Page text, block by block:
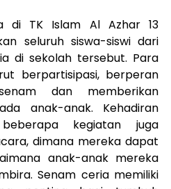
di TK Islam Al Azhar 13
seluruh siswa-siswi dari
di sekolah tersebut. Para
berpartisipasi, berperan
dan memberikan
anak-anak. Kehadiran
kegiatan juga
dimana mereka dapat
anak-anak mereka
Senam ceria memiliki